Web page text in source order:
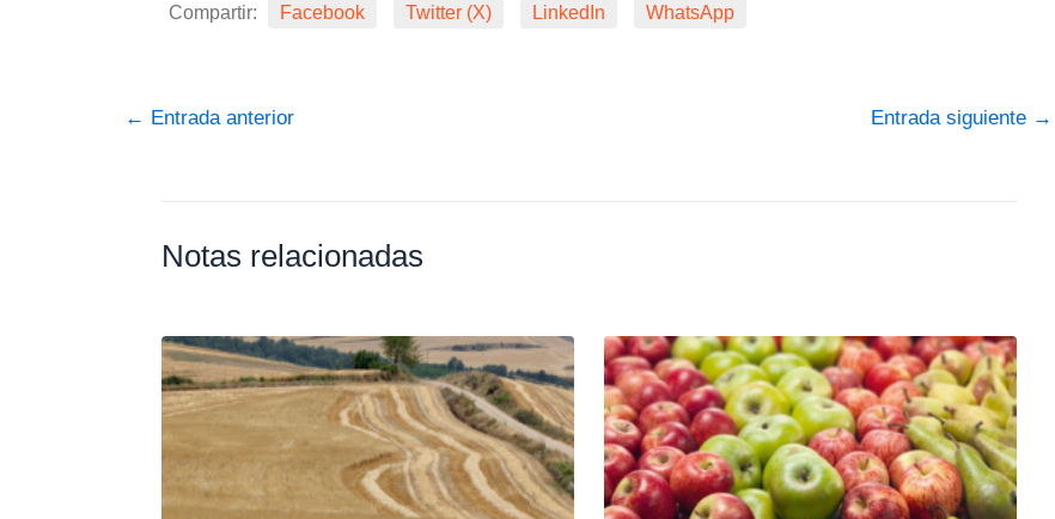
Compartir: Facebook Twitter (X) LinkedIn WhatsApp
← Entrada anterior Entrada siguiente →
Notas relacionadas